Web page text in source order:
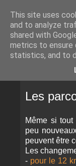
Les
Même si
peu
peuvent être
Les
- pour le 12
This site uses
and to analyze
shared with
metrics to ensure
statistics, and to